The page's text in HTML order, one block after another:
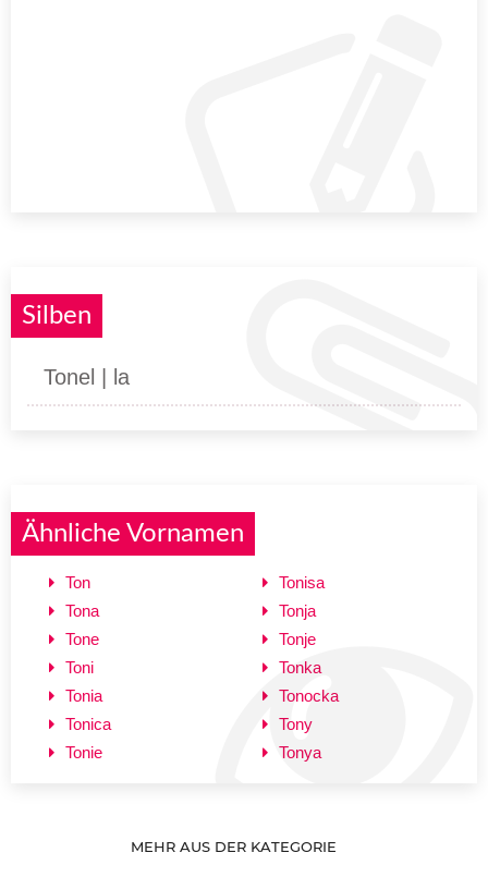
Silben
Tonel | la
Ähnliche Vornamen
Ton
Tona
Tone
Toni
Tonia
Tonica
Tonie
Tonisa
Tonja
Tonje
Tonka
Tonocka
Tony
Tonya
MEHR AUS DER KATEGORIE